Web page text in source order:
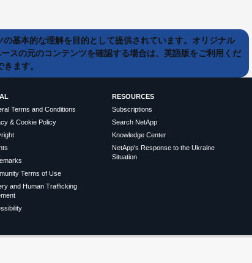
基本的な理解を目的として提供されています。オリジナル
スの元のコンテンツを確認する場合は、英語版をご利用くだ
ます。
Terms and Conditions
& Cookie Policy
Terms of Use
and Human Trafficking
RESOURCES
Subscriptions
Search NetApp
Knowledge Center
NetApp's Response to the Ukraine
Situation